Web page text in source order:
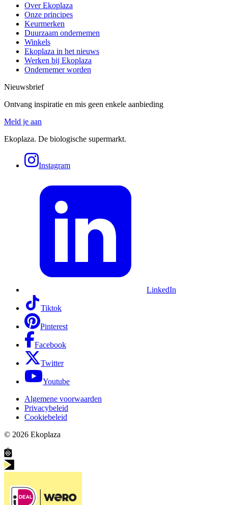
Over Ekoplaza
Onze principes
Keurmerken
Duurzaam ondernemen
Winkels
Ekoplaza in het nieuws
Werken bij Ekoplaza
Ondernemer worden
Nieuwsbrief
Ontvang inspiratie en mis geen enkele aanbieding
Meld je aan
Ekoplaza. De biologische supermarkt.
Instagram
LinkedIn
Tiktok
Pinterest
Facebook
Twitter
Youtube
Algemene voorwaarden
Privacybeleid
Cookiebeleid
© 2026 Ekoplaza